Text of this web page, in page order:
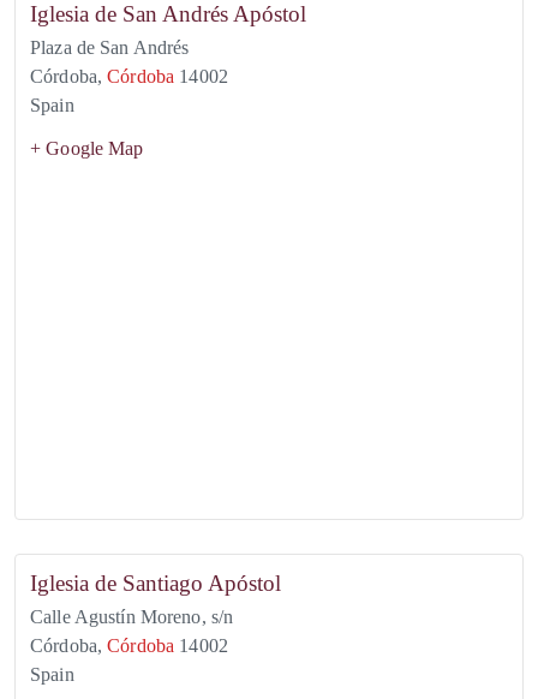
Iglesia de San Andrés Apóstol
Plaza de San Andrés
Córdoba, Córdoba 14002
Spain
+ Google Map
Iglesia de Santiago Apóstol
Calle Agustín Moreno, s/n
Córdoba, Córdoba 14002
Spain